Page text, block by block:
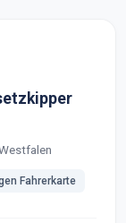
Fahrerkarte